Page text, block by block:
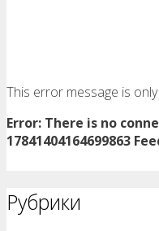
This error message is
Error: There is no
17841404164699863
Рубрики